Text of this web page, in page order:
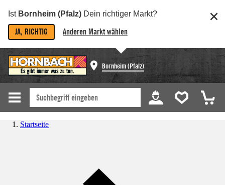
Ist Bornheim (Pfalz) Dein richtiger Markt?
JA, RICHTIG Anderen Markt wählen
Bornheim (Pfalz)
Startseite